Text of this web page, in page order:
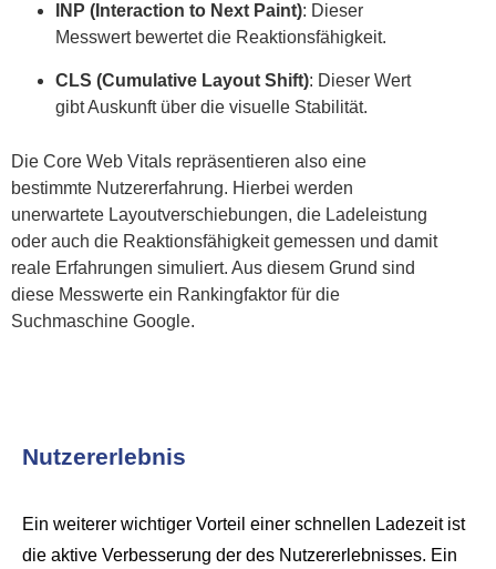
INP (Interaction to Next Paint): Dieser
Messwert bewertet die Reaktionsfähigkeit.
CLS (Cumulative Layout Shift): Dieser Wert
gibt Auskunft über die visuelle Stabilität.
Die Core Web Vitals repräsentieren also eine
bestimmte Nutzererfahrung. Hierbei werden
unerwartete Layoutverschiebungen, die Ladeleistung
oder auch die Reaktionsfähigkeit gemessen und damit
reale Erfahrungen simuliert. Aus diesem Grund sind
diese Messwerte ein Rankingfaktor für die
Suchmaschine Google.
Nutzererlebnis
Ein weiterer wichtiger Vorteil einer schnellen Ladezeit ist
die aktive Verbesserung der des Nutzererlebnisses. Ein